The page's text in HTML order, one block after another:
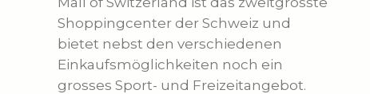
Shoppingcenter der Schweiz und
bietet nebst den verschiedenen
Einkaufsmöglichkeiten noch ein
grosses Sport- und Freizeitangebot.